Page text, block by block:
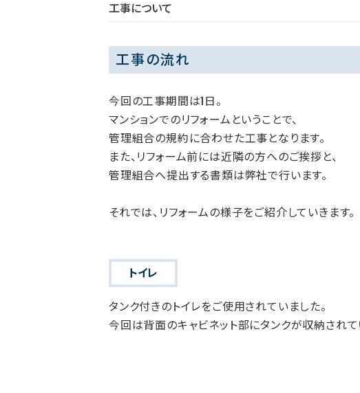
工事について
工事の流れ
今回の工事期間は1日。
マンションでのリフォームということで、
管理組合の規約に合わせた工事となります。
また、リフォーム前には近隣の方へのご挨拶と、
管理組合へ提出する書類は弊社で行います。
それでは、リフォームの様子をご紹介していきます。
トイレ
タンク付きのトイレをご使用されていました。
今回は背面のキャビネット部にタンクが収納されて